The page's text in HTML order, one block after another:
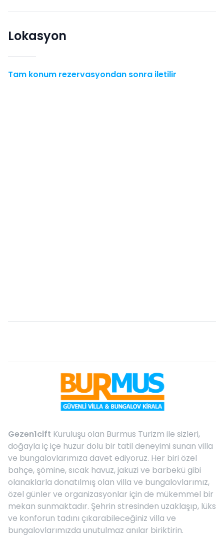
Lokasyon
Tam konum rezervasyondan sonra iletilir
Gezen1cift Kuruluşu olan Burmus Turizm ile sizleri,
doğayla iç içe huzur dolu bir tatil deneyimi sunan villa
ve bungalovlarımıza davet ediyoruz. Her biri özel
bahçe, şömine, sıcak havuz, jakuzi ve barbekü gibi
olanaklarla donatılmış olan villa ve bungalovlarımız,
özel günler ve organizasyonlar için de mükemmel bir
mekan sunmaktadır. Şehrin stresinden uzaklaşıp, lüks
ve konforun tadını çıkarabileceğiniz villa ve
bungalovlarımızda unutulmaz anılar biriktirin.